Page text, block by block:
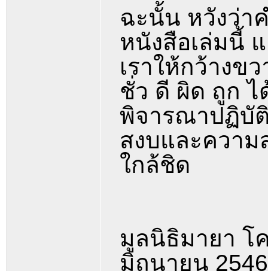
ฉะนั้น หวังว่า
หนังสือเล่มนี้
เราให้กว้างข
ชั่ว ดี ผิด ถูก ไ
พิจารณาปฏิบัติ
สงบและความ
ใกล้ชิด
มูลนิธิมายา โ
มิถุนายน 2546